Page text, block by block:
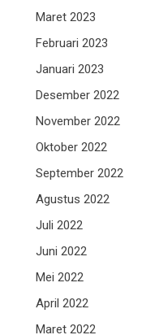
Maret 2023
Februari 2023
Januari 2023
Desember 2022
November 2022
Oktober 2022
September 2022
Agustus 2022
Juli 2022
Juni 2022
Mei 2022
April 2022
Maret 2022